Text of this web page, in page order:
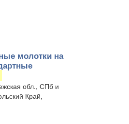
молотки на
обл., СПб и
Край,